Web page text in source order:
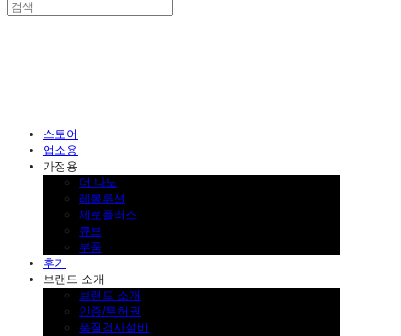
스토어
업소용
가정용
더 나노
레볼루션
제로플러스
큐브
부품
후기
브랜드 소개
브랜드 소개
인증/특허권
품질검사설비